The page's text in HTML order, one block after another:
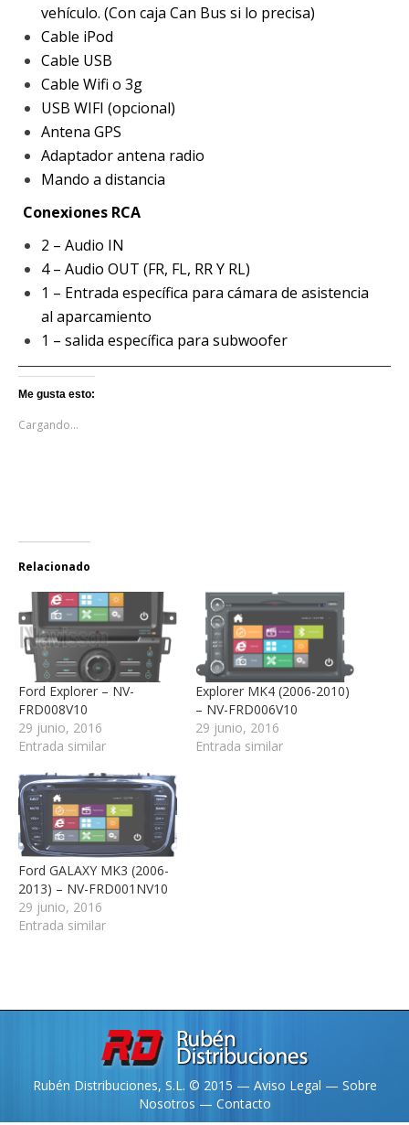
vehículo. (Con caja Can Bus si lo precisa)
Cable iPod
Cable USB
Cable Wifi o 3g
USB WIFI (opcional)
Antena GPS
Adaptador antena radio
Mando a distancia
Conexiones RCA
2 – Audio IN
4 – Audio OUT (FR, FL, RR Y RL)
1 – Entrada específica para cámara de asistencia
al aparcamiento
1 – salida específica para subwoofer
Me gusta esto:
Cargando...
Relacionado
Ford Explorer – NV-
FRD008V10
29 junio, 2016
Entrada similar
Explorer MK4 (2006-2010)
– NV-FRD006V10
29 junio, 2016
Entrada similar
Ford GALAXY MK3 (2006-
2013) – NV-FRD001NV10
29 junio, 2016
Entrada similar
Rubén Distribuciones, S.L. © 2015 — Aviso Legal — Sobre
Nosotros — Contacto